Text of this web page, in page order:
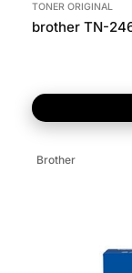
TONER ORIGINAL
Brother